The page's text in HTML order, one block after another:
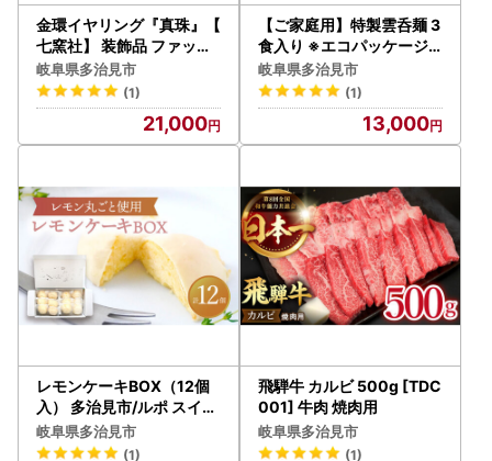
金環イヤリング『真珠』【
七窯社】 装飾品 ファッシ
ョン アクセサリー かわい
い おしゃれ [TAP013]
岐阜県多治見市
(1)
21,000
【ご家庭用】特製雲呑麺 3
食入り ※エコパッケージ※
多治見市/たゆたふ 自家製
ワンタン[TDB001]
岐阜県多治見市
(1)
13,000
レモンケーキBOX（12個
入） 多治見市/ルポ スイー
ツ [TBN009]
岐阜県多治見市
(1)
飛騨牛 カルビ 500g [TDC
001] 牛肉 焼肉用
岐阜県多治見市
(1)